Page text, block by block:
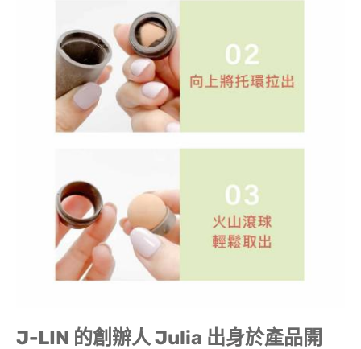
J-LIN 的創辦人 Julia 出身於產品開